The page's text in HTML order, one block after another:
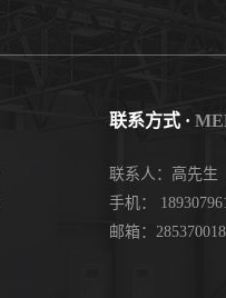
联系方式 ·
联系人：高先生
手机：
邮箱：